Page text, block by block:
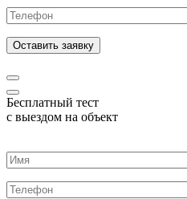
Бесплатный тест
с выездом на объект